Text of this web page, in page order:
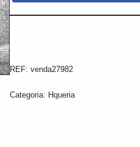
REF:venda27982
Categoria: Hqueria